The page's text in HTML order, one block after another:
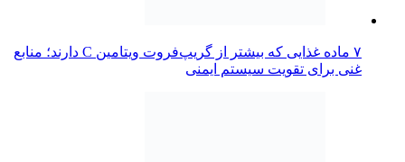
۷ ماده غذایی که بیشتر از گریپ‌فروت ویتامین C دارند؛ منابع
غنی برای تقویت سیستم ایمنی